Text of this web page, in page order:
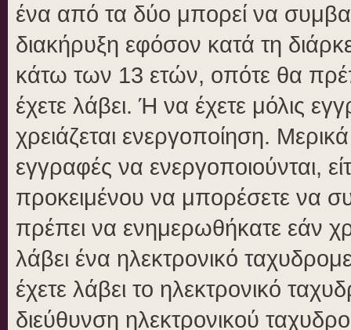
ένα από τα δύο μπορεί να
διακήρυξη εφόσον κατά τη
κάτω των 13 ετών, οπότε θα
έχετε λάβει. Ή να έχετε μόλις
χρειάζεται ενεργοποίηση.
εγγραφές να ενεργοποιούνται,
προκειμένου να μπορέσετε να
πρέπει να ενημερωθήκατε εάν
λάβει ένα ηλεκτρονικό
έχετε λάβει το ηλεκτρονικό
διεύθυνση ηλεκτρονικού